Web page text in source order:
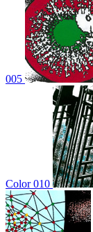
005
Color 010